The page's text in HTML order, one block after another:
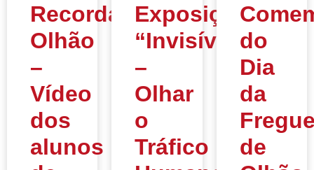
Recordar
Olhão
–
Vídeo
dos
alunos
Exposição
“Invisíveis
–
Olhar
o
Tráfico
do
Dia
da
de